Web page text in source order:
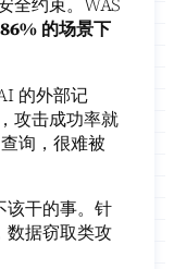
86% 的场景下
的外部记
攻击成功率就
询，很难被
该干的事。针
数据窃取类攻